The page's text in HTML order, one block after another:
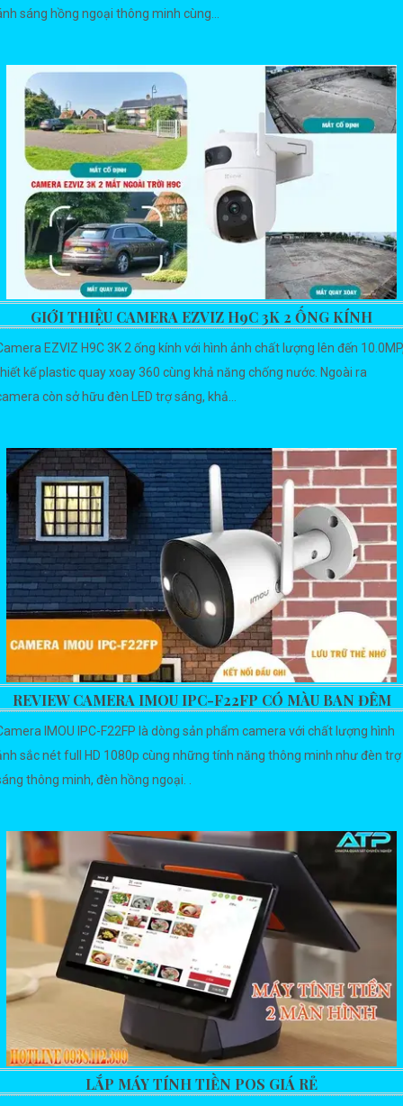
sáng hồng ngoại thông minh cùng...
GIỚI THIỆU CAMERA EZVIZ H9C 3K 2 ỐNG KÍNH
EZVIZ H9C 3K 2 ống kính với hình ảnh chất lượng lên đến
kế plastic quay xoay 360 cùng khả năng chống nước. Ngoài ra
còn sở hữu đèn LED trợ sáng, khả...
REVIEW CAMERA IMOU IPC-F22FP CÓ MÀU BAN ĐÊM
IMOU IPC-F22FP là dòng sản phẩm camera với chất lượng hình
sắc nét full HD 1080p cùng những tính năng thông minh như đèn trợ
thông minh, đèn hồng ngoại. .
LẮP MÁY TÍNH TIỀN POS GIÁ RẺ